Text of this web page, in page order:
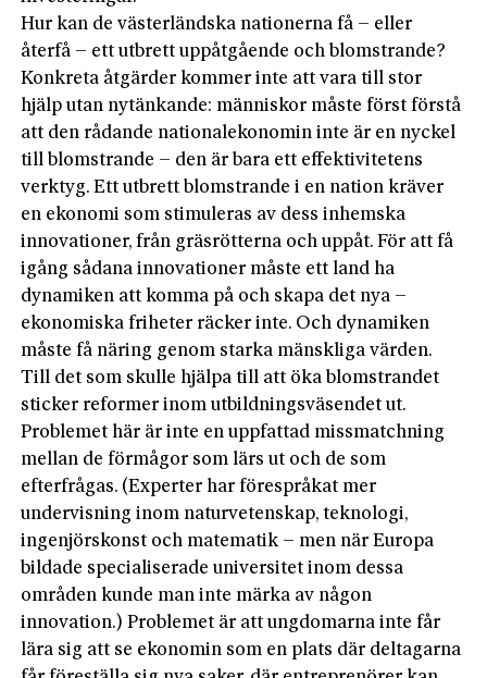
Hur kan de västerländska nationerna få – eller
återfå – ett utbrett uppåtgående och blomstrande?
Konkreta åtgärder kommer inte att vara till stor
hjälp utan nytänkande: människor måste först förstå
att den rådande nationalekonomin inte är en nyckel
till blomstrande – den är bara ett effektivitetens
verktyg. Ett utbrett blomstrande i en nation kräver
en ekonomi som stimuleras av dess inhemska
innovationer, från gräsrötterna och uppåt. För att få
igång sådana innovationer måste ett land ha
dynamiken att komma på och skapa det nya –
ekonomiska friheter räcker inte. Och dynamiken
måste få näring genom starka mänskliga värden.
Till det som skulle hjälpa till att öka blomstrandet
sticker reformer inom utbildningsväsendet ut.
Problemet här är inte en uppfattad missmatchning
mellan de förmågor som lärs ut och de som
efterfrågas. (Experter har förespråkat mer
undervisning inom naturvetenskap, teknologi,
ingenjörskonst och matematik – men när Europa
bildade specialiserade universitet inom dessa
områden kunde man inte märka av någon
innovation.) Problemet är att ungdomarna inte får
lära sig att se ekonomin som en plats där deltagarna